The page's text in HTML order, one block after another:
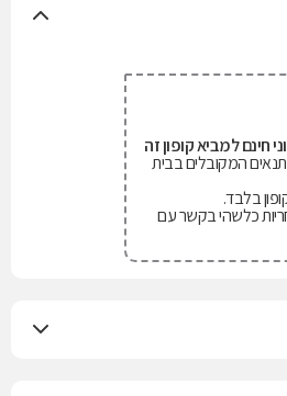
חינם למביא קופון זה
המקובלים בבית
בלבד.
כלשהי בקשר עם